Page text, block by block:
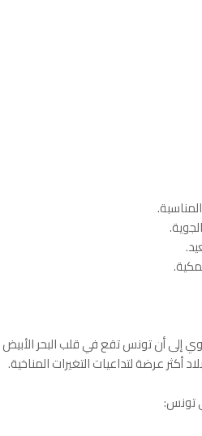
إلى أن تونس تقع في قلب البحر
أكثر عرضة لتداعيات التغيرات المناخية.
تونس: